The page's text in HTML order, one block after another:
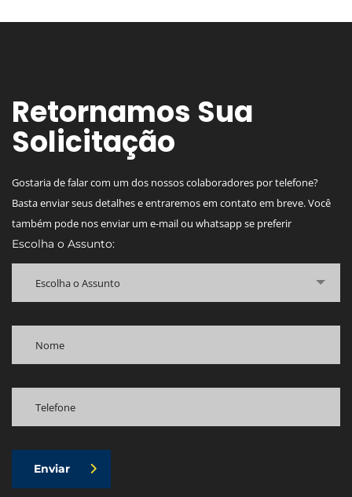
Retornamos Sua
Solicitação
Gostaria de falar com um dos nossos colaboradores por telefone?
Basta enviar seus detalhes e entraremos em contato em breve. Você
também pode nos enviar um e-mail ou whatsapp se preferir
Escolha o Assunto:
Escolha o Assunto
Enviar